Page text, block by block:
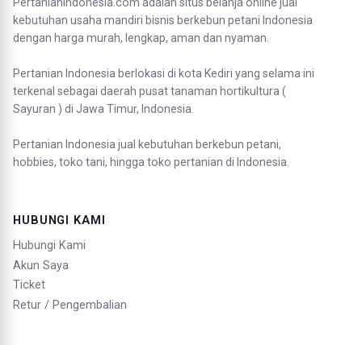
Pertanianindonesia.com adalah situs belanja online jual
kebutuhan usaha mandiri bisnis berkebun petani Indonesia
dengan harga murah, lengkap, aman dan nyaman.
Pertanian Indonesia berlokasi di kota Kediri yang selama ini
terkenal sebagai daerah pusat tanaman hortikultura (
Sayuran ) di Jawa Timur, Indonesia.
Pertanian Indonesia jual kebutuhan berkebun petani,
hobbies, toko tani, hingga toko pertanian di Indonesia.
HUBUNGI KAMI
Hubungi Kami
Akun Saya
Ticket
Retur / Pengembalian